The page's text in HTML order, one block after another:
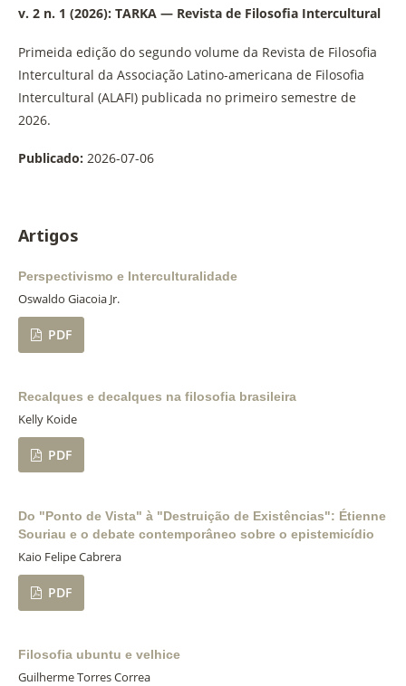
v. 2 n. 1 (2026): TARKA — Revista de Filosofia Intercultural
Primeida edição do segundo volume da Revista de Filosofia
Intercultural da Associação Latino-americana de Filosofia
Intercultural (ALAFI) publicada no primeiro semestre de
2026.
Publicado: 2026-07-06
Artigos
Perspectivismo e Interculturalidade
Oswaldo Giacoia Jr.
PDF
Recalques e decalques na filosofia brasileira
Kelly Koide
PDF
Do "Ponto de Vista" à "Destruição de Existências": Étienne
Souriau e o debate contemporâneo sobre o epistemicídio
Kaio Felipe Cabrera
PDF
Filosofia ubuntu e velhice
Guilherme Torres Correa